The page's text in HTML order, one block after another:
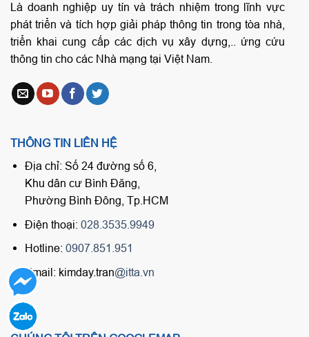
Là doanh nghiệp uy tín và trách nhiệm trong lĩnh vực
phát triển và tích hợp giải pháp thông tin trong tòa nhà,
triển khai cung cấp các dịch vụ xây dựng,.. ứng cứu
thông tin cho các Nhà mạng tại Việt Nam.
THÔNG TIN LIÊN HỆ
Địa chỉ: Số 24 đường số 6,
Khu dân cư Bình Đăng,
Phường Bình Đông, Tp.HCM
Điện thoại: 028.3535.9949
Hotline: 0907.851.951
Email: kimday.tran@itta.vn